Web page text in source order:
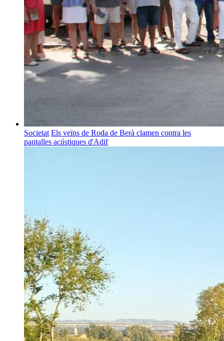
Societat Els veïns de Roda de Berà clamen contra les
pantalles acústiques d'Adif